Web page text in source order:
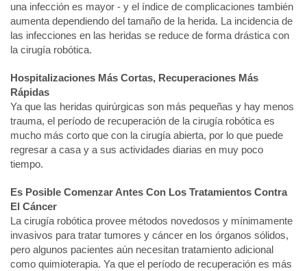
una infección es mayor - y el índice de complicaciones también
aumenta dependiendo del tamaño de la herida. La incidencia de
las infecciones en las heridas se reduce de forma drástica con
la cirugía robótica.
Hospitalizaciones Más Cortas, Recuperaciones Más
Rápidas
Ya que las heridas quirúrgicas son más pequeñas y hay menos
trauma, el período de recuperación de la cirugía robótica es
mucho más corto que con la cirugía abierta, por lo que puede
regresar a casa y a sus actividades diarias en muy poco
tiempo.
Es Posible Comenzar Antes Con Los Tratamientos Contra
El Cáncer
La cirugía robótica provee métodos novedosos y mínimamente
invasivos para tratar tumores y cáncer en los órganos sólidos,
pero algunos pacientes aún necesitan tratamiento adicional
como quimioterapia. Ya que el período de recuperación es más